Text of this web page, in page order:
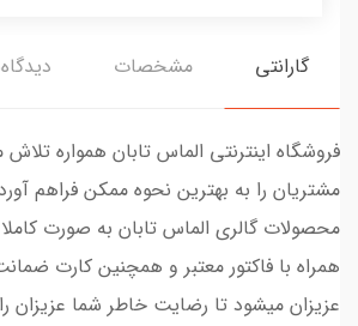
گارانتی مشخصات
فروشگاه اینترنتی الماس تابان همواره
مشتریان را به بهترین نحوه ممکن فراهم
محصولات گالری الماس تابان به صورت
همراه با فاکتور معتبر و همچنین کارت
عزیزان میشود تا رضایت خاطر شما عزیزان